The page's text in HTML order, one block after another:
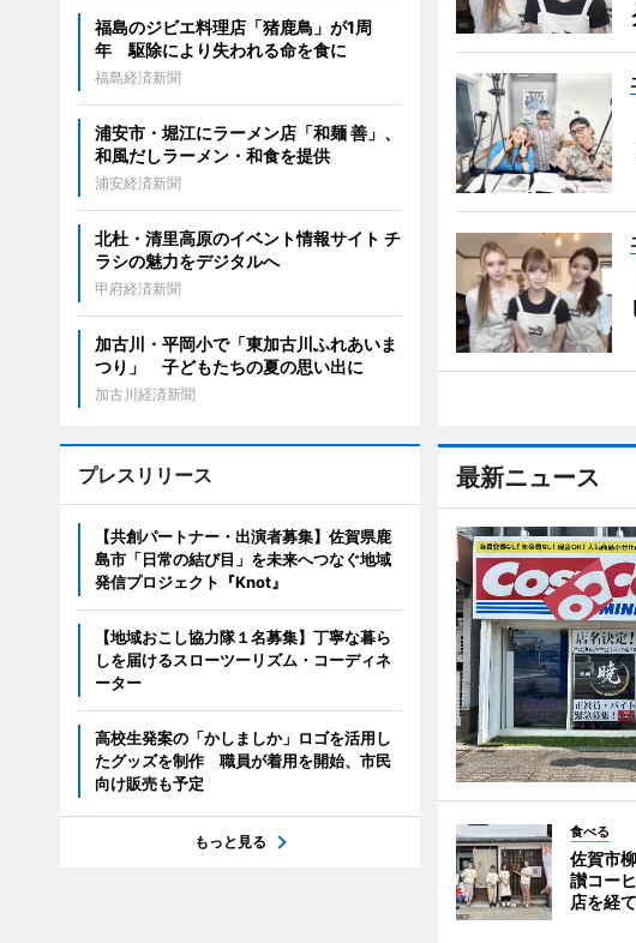
最新ニュース
食べる
佐賀市
讃コー
店を経
福島のジビエ料理店「猪鹿鳥」が1周
年 駆除により失われる命を食に
福島経済新聞
浦安市・堀江にラーメン店「和麺 善」、
和風だしラーメン・和食を提供
浦安経済新聞
北杜・清里高原のイベント情報サイト チ
ラシの魅力をデジタルへ
甲府経済新聞
加古川・平岡小で「東加古川ふれあいま
つり」 子どもたちの夏の思い出に
加古川経済新聞
プレスリリース
【共創パートナー・出演者募集】佐賀県鹿
島市「日常の結び目」を未来へつなぐ地域
発信プロジェクト『Knot』
【地域おこし協力隊１名募集】丁寧な暮ら
しを届けるスローツーリズム・コーディネ
ーター
高校生発案の「かしましか」ロゴを活用し
たグッズを制作 職員が着用を開始、市民
向け販売も予定
もっと見る